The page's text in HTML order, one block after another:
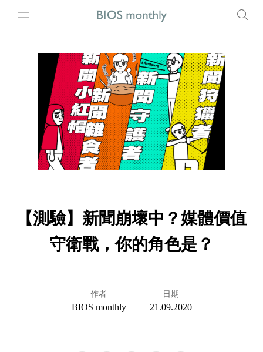
【測驗】新聞崩壞中？媒體價值
守衛戰，你的角色是？
作者
BIOS monthly
日期
21.09.2020